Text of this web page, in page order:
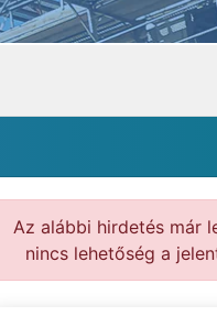
Az alábbi hirdetés már
nincs lehetőség a